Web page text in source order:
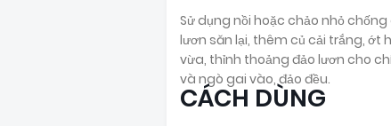
Sử dụng nồi hoặc chảo nhỏ
lươn săn lại, thêm củ cải trắng, ớt
vừa, thỉnh thoảng đảo lươn cho
và ngò gai vào, đảo đều.
CÁCH DÙNG